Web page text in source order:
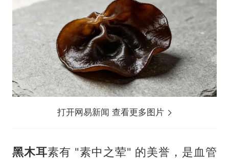
打开网易新闻 查看更多图片
黑木耳素有 "素中之荤" 的美誉，是血管